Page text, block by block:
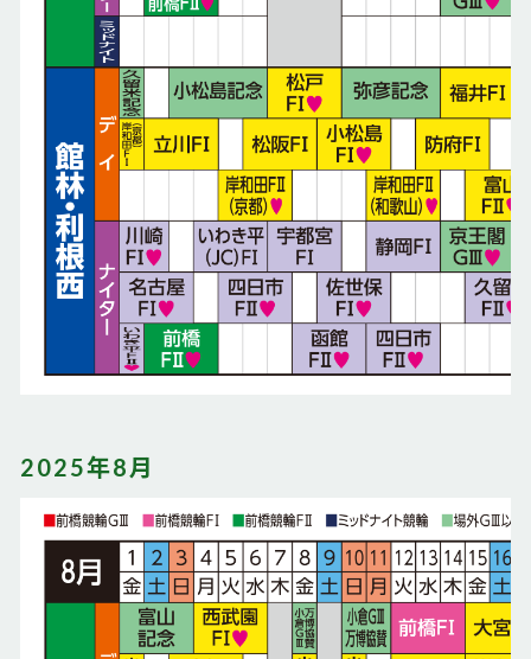
2025年8月